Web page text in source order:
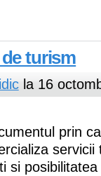
turism
la 16
prin
servicii
si